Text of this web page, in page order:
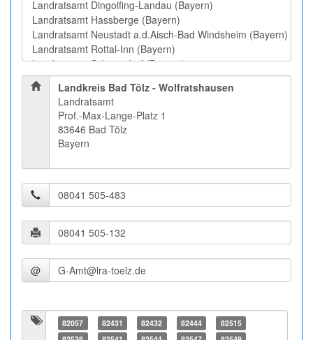
Landkreis Bad Tölz - Wolfratshausen
Landratsamt
Prof.-Max-Lange-Platz 1
83646 Bad Tölz
Bayern
@
82057 82431 82432 82444
82515